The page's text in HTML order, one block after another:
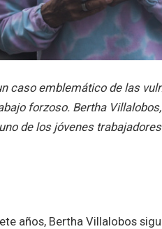
caso emblemático de las
forzoso. Bertha
de los jóvenes
años, Bertha Villalobos